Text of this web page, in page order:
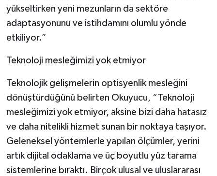
yükseltirken yeni mezunların da sektöre
adaptasyonunu ve istihdamını olumlu yönde
etkiliyor.”
Teknoloji mesleğimizi yok etmiyor
Teknolojik gelişmelerin optisyenlik mesleğini
dönüştürdüğünü belirten Okuyucu, “Teknoloji
mesleğimizi yok etmiyor, aksine bizi daha hatasız
ve daha nitelikli hizmet sunan bir noktaya taşıyor.
Geleneksel yöntemlerle yapılan ölçümler, yerini
artık dijital odaklama ve üç boyutlu yüz tarama
sistemlerine bıraktı. Birçok ulusal ve uluslararası